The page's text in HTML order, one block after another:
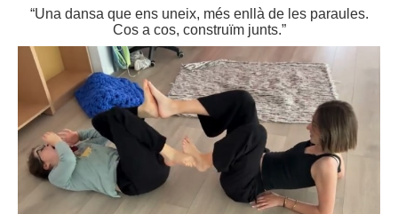
“Una dansa que ens uneix, més enllà de les paraules.
Cos a cos, construïm junts.”